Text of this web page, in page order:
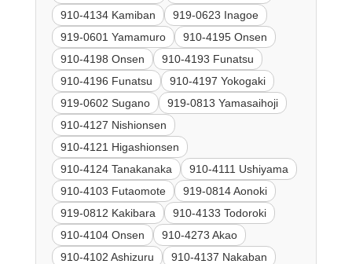
910-4134 Kamiban
919-0623 Inagoe
919-0601 Yamamuro
910-4195 Onsen
910-4198 Onsen
910-4193 Funatsu
910-4196 Funatsu
910-4197 Yokogaki
919-0602 Sugano
919-0813 Yamasaihoji
910-4127 Nishionsen
910-4121 Higashionsen
910-4124 Tanakanaka
910-4111 Ushiyama
910-4103 Futaomote
919-0814 Aonoki
919-0812 Kakibara
910-4133 Todoroki
910-4104 Onsen
910-4273 Akao
910-4102 Ashizuru
910-4137 Nakaban